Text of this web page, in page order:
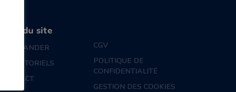
Plan du site
COMMANDER
LES TUTORIELS
CONTACT
CGV
POLITIQUE DE
CONFIDENTIALITÉ
GESTION DES COOKIES